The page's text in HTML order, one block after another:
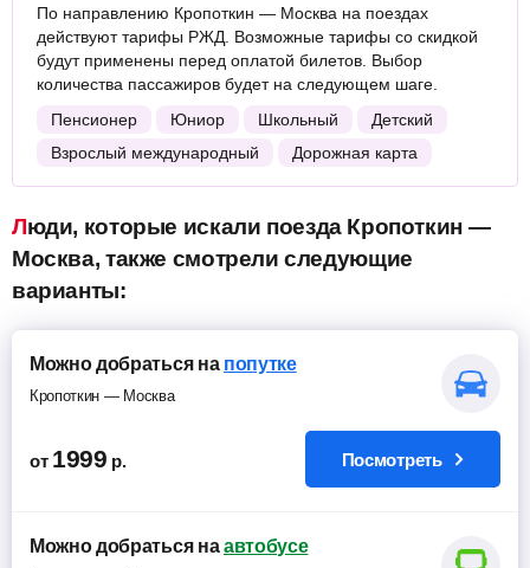
По направлению Кропоткин — Москва на поездах
действуют тарифы РЖД. Возможные тарифы со скидкой
будут применены перед оплатой билетов. Выбор
количества пассажиров будет на следующем шаге.
Пенсионер
Юниор Школьный
Детский
Взрослый международный
Дорожная карта
Люди, которые искали поезда Кропоткин —
Москва, также смотрели следующие
варианты:
Можно добраться на попутке
Кропоткин — Москва
от 1999 р. Посмотреть
Можно добраться наавтобусе